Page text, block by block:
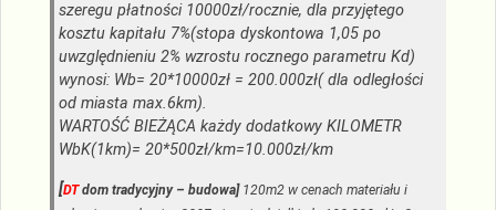
szeregu płatności 10000zł/rocznie, dla przyjętego
kosztu kapitału 7%(stopa dyskontowa 1,05 po
uwzględnieniu 2% wzrostu rocznego parametru Kd)
wynosi: Wb= 20*10000zł = 200.000zł( dla odległości
od miasta max.6km).
WARTOŚĆ BIEŻĄCA każdy dodatkowy KILOMETR
WbK(1km)= 20*500zł/km=10.000zł/km
[DTdom tradycyjny – budowa]120m2 w cenach materiału i